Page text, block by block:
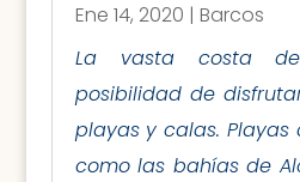
Ene 14, 2020 | Barcos
La vasta costa
posibilidad de
playas y calas.
como las bahías de